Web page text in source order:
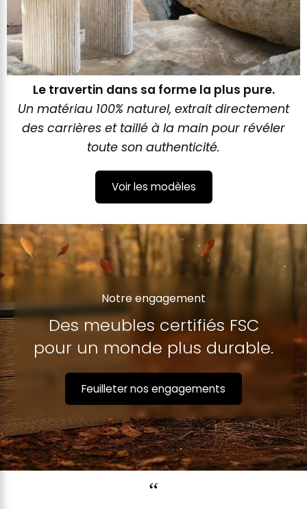
Le travertin dans sa forme la plus pure.
Un matériau 100% naturel, extrait directement
des carrières et taillé à la main pour révéler
toute son authenticité.
Voir les modèles
Notre engagement
Des meubles certifiés FSC
pour un monde plus durable.
Feuilleter nos engagements
“